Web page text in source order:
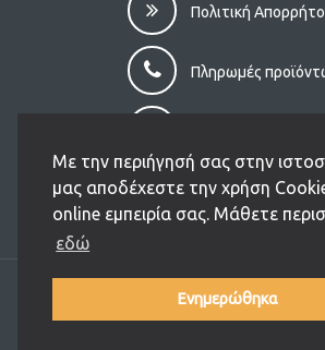
Με την περιήγησή σας στην
μας αποδέχεστε την χρήση
online εμπειρία σας. Μάθετε
εδώ
Ενημερώθηκα
Πολιτική
Πληρωμές
Επιστροφές –
Copyright (C) 2026